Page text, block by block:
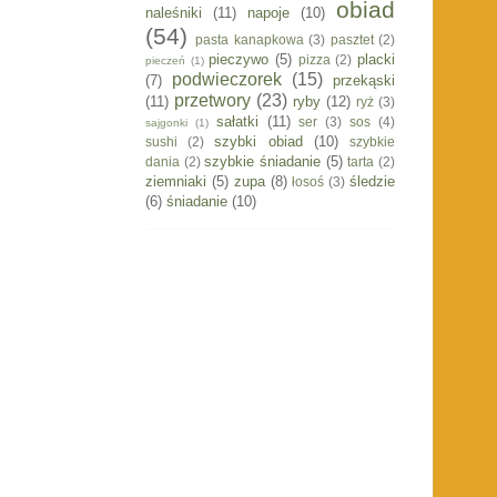
naleśniki (11) napoje (10)
obiad
(54)
pasta kanapkowa (3) pasztet (2)
pieczeń (1) pieczywo (5) pizza (2) placki
(7)
podwieczorek (15) przekąski
(11) przetwory (23) ryby (12) ryż (3)
sajgonki (1) sałatki (11) ser (3) sos (4)
sushi
(2) szybki obiad (10)
szybkie
dania (2) szybkie śniadanie (5) tarta (2)
ziemniaki (5) zupa (8) łosoś (3) śledzie
(6) śniadanie (10)